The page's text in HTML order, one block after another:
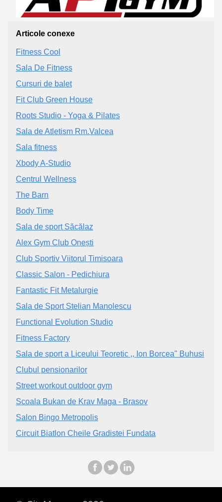
Articole conexe
Fitness Cool
Sala De Fitness
Cursuri de balet
Fit Club Green House
Roots Studio - Yoga & Pilates
Sala de Atletism Rm.Valcea
Sala fitness
Xbody A-Studio
Centrul Wellness
The Barn
Body Time
Sala de sport Săcălaz
Alex Gym Club Onești
Club Sportiv Viitorul Timisoara
Classic Salon - Pedichiura
Fantastic Fit Metalurgie
Sala de Sport Stelian Manolescu
Functional Evolution Studio
Fitness Factory
Sala de sport a Liceului Teoretic ,, Ion Borcea" Buhusi
Clubul pensionarilor
Street workout outdoor gym
Scoala Bukan de Krav Maga - Brasov
Salon Bingo Metropolis
Circuit Biatlon Cheile Gradistei Fundata